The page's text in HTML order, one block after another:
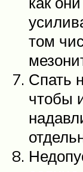
том
Спать
чтобы